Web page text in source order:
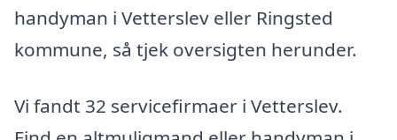
handyman i Vetterslev eller Ringsted
kommune, så tjek oversigten herunder.
Vi fandt 32 servicefirmaer i Vetterslev.